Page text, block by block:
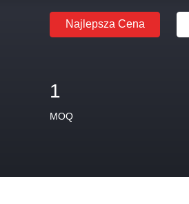
Najlepsza Cena
1
MOQ